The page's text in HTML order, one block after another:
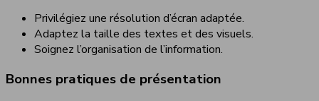
Privilégiez une résolution d’écran adaptée.
Adaptez la taille des textes et des visuels.
Soignez l’organisation de l’information.
Bonnes pratiques de présentation